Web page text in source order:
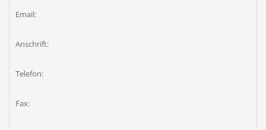
Email:
Anschrift:
Telefon:
Fax: